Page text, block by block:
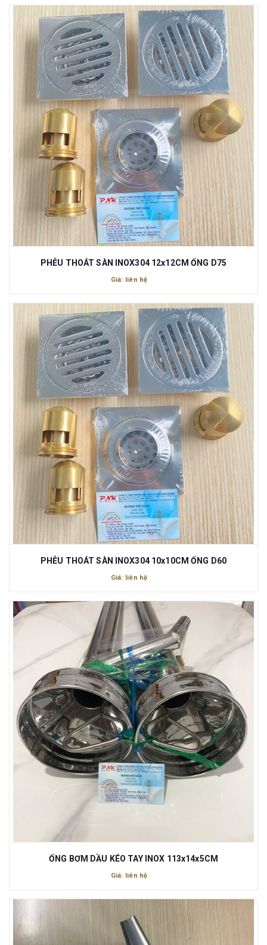
PHỄU THOÁT SÀN INOX304 12x12CM ỐNG D75
Giá: liên hệ
PHỄU THOÁT SÀN INOX304 10x10CM ỐNG D60
Giá: liên hệ
ỐNG BƠM DẦU KÉO TAY INOX 113x14x5CM
Giá: liên hệ